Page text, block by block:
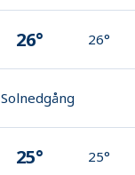
26° 26°
Solnedgång
25° 25°